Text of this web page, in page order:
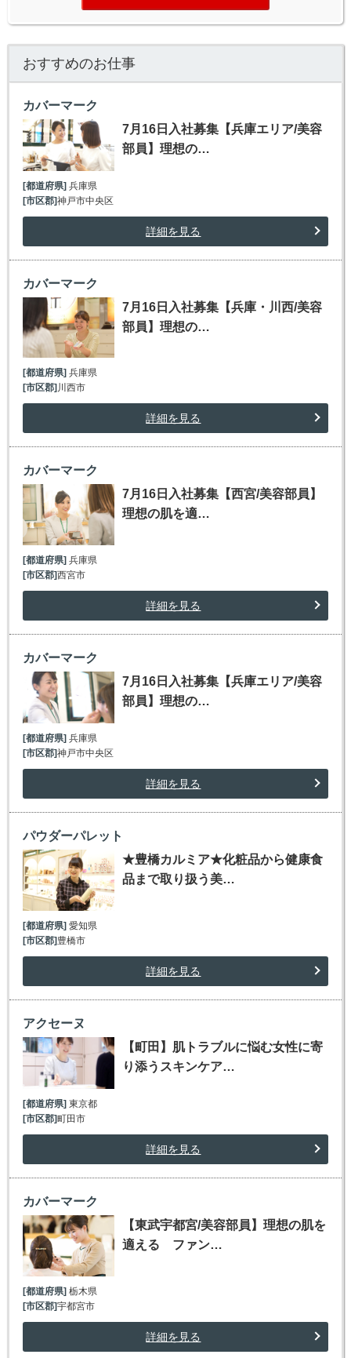
おすすめのお仕事
カバーマーク
7月16日入社募集【兵庫エリア/美容
部員】理想の…
[都道府県]兵庫県
[市区郡]神戸市中央区
詳細を見る
カバーマーク
7月16日入社募集【兵庫・川西/美容
部員】理想の…
[都道府県] 兵庫県
[市区郡] 川西市
詳細を見る
カバーマーク
7月16日入社募集【西宮/美容部員】
理想の肌を適…
[都道府県] 兵庫県
[市区郡]西宮市
詳細を見る
カバーマーク
7月16日入社募集【兵庫エリア/美容
部員】理想の…
[都道府県] 兵庫県
[市区郡]神戸市中央区
詳細を見る
パウダーパレット
★豊橋カルミア★化粧品から健康食
品まで取り扱う美…
[都道府県] 愛知県
[市区郡] 豊橋市
詳細を見る
アクセーヌ
【町田】肌トラブルに悩む女性に寄
り添うスキンケア…
[都道府県]東京都
[市区郡]町田市
詳細を見る
カバーマーク
【東武宇都宮/美容部員】理想の肌を
適える ファン…
[都道府県]栃木県
[市区郡]宇都宮市
詳細を見る